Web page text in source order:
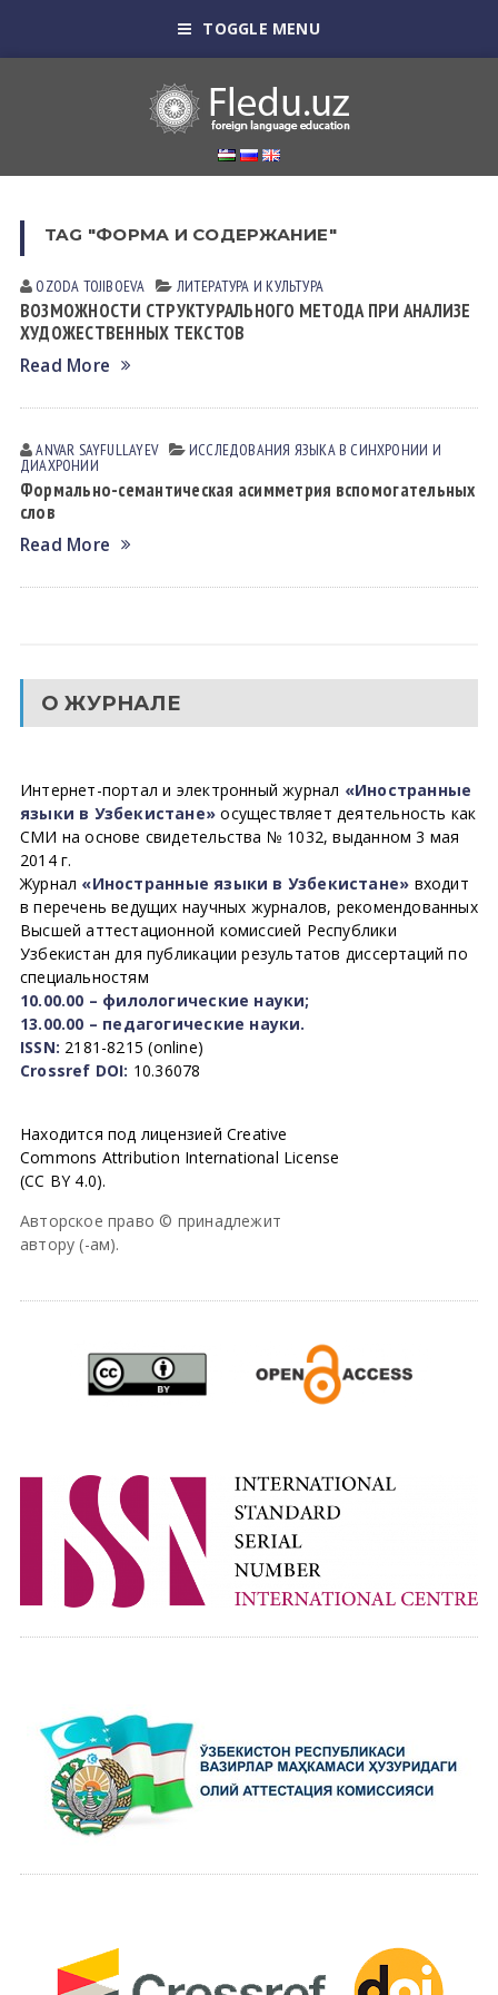
TOGGLE MENU
TAG "ФОРМА И СОДЕРЖАНИЕ"
OZODA TOJIBOEVА ЛИТЕРАТУРА И КУЛЬТУРА
ВОЗМОЖНОСТИ СТРУКТУРАЛЬНОГО МЕТОДА ПРИ АНАЛИЗЕ
ХУДОЖЕСТВЕННЫХ ТЕКСТОВ
Read More
ANVAR SAYFULLAYEV ИССЛЕДОВАНИЯ ЯЗЫКА В СИНХРОНИИ И
ДИАХРОНИИ
Формально-семантическая асимметрия вспомогательных
слов
Read More
О ЖУРНАЛЕ
Интернет-портал и электронный журнал «Иностранные
языки в Узбекистане» осуществляет деятельность как
СМИ на основе свидетельства № 1032, выданном 3 мая
2014 г.
Журнал «Иностранные языки в Узбекистане» входит
в перечень ведущих научных журналов, рекомендованных
Высшей аттестационной комиссией Республики
Узбекистан для публикации результатов диссертаций по
специальностям
10.00.00 – филологические науки;
13.00.00 – педагогические науки.
ISSN: 2181-8215 (online)
Crossref DOI: 10.36078
Находится под лицензией Creative
Commons Attribution International License
(CC BY 4.0).
Авторское право © принадлежит
автору (-ам).